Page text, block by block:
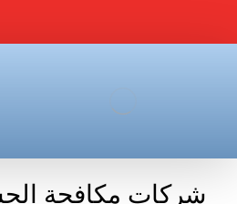
شركات مكافحة